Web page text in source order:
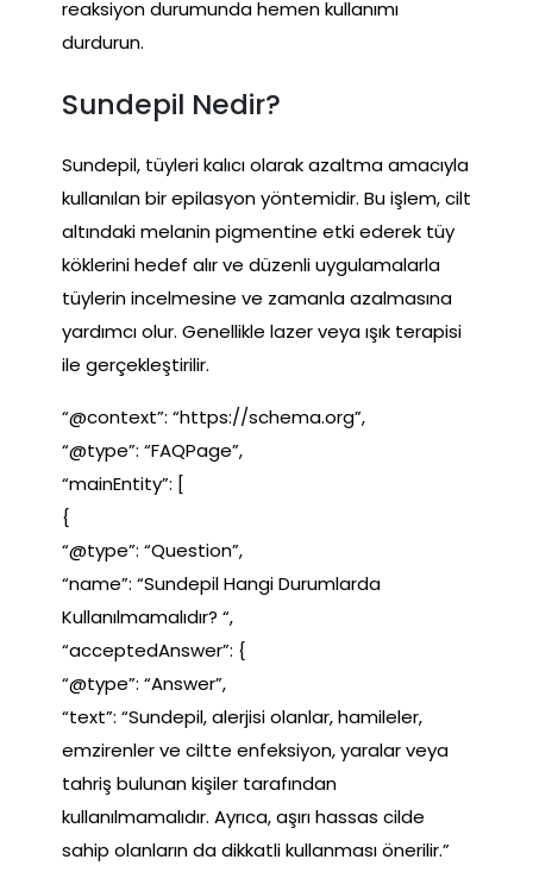
reaksiyon durumunda hemen kullanımı
durdurun.
Sundepil Nedir?
Sundepil, tüyleri kalıcı olarak azaltma amacıyla
kullanılan bir epilasyon yöntemidir. Bu işlem, cilt
altındaki melanin pigmentine etki ederek tüy
köklerini hedef alır ve düzenli uygulamalarla
tüylerin incelmesine ve zamanla azalmasına
yardımcı olur. Genellikle lazer veya ışık terapisi
ile gerçekleştirilir.
“@context”: “https://schema.org”,
“@type”: “FAQPage”,
“mainEntity”: [
{
“@type”: “Question”,
“name”: “Sundepil Hangi Durumlarda
Kullanılmamalıdır? “,
“acceptedAnswer”: {
“@type”: “Answer”,
“text”: “Sundepil, alerjisi olanlar, hamileler,
emzirenler ve ciltte enfeksiyon, yaralar veya
tahriş bulunan kişiler tarafından
kullanılmamalıdır. Ayrıca, aşırı hassas cilde
sahip olanların da dikkatli kullanması önerilir.”